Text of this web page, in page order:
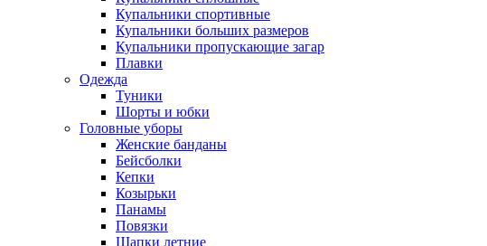
Купальники спортивные
Купальники больших размеров
Купальники пропускающие загар
Плавки
Одежда
Туники
Шорты и юбки
Головные уборы
Женские банданы
Бейсболки
Кепки
Козырьки
Панамы
Повязки
Шапки летние